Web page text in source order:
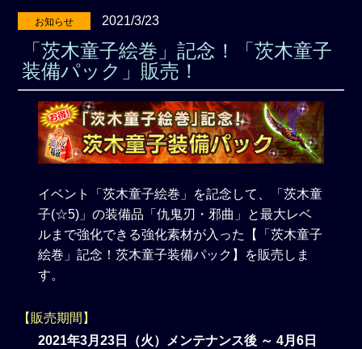
お知らせ 2021/3/23
「茨木童子絵巻」記念！「茨木童子
装備パック」販売！
イベント「茨木童子絵巻」を記念して、「茨木童
子(☆5)」の装備品「仇鬼刃・邪曲」と最大レベ
ルまで強化できる強化素材が入った【「茨木童子
絵巻」記念！茨木童子装備パック】を販売しま
す。
【販売期間】
2021年3月23日（火）メンテナンス後 ～ 4月6日